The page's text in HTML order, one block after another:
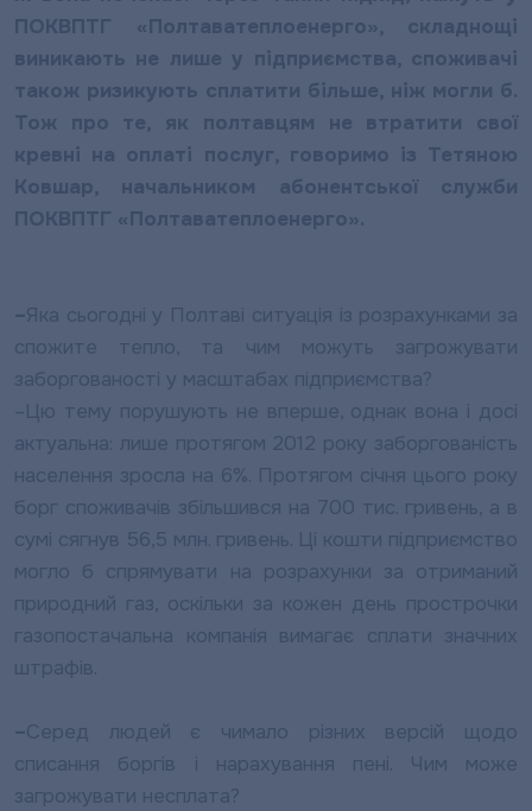
ПОКВПТГ «Полтаватеплоенерго», складнощі
виникають не лише у підприємства, споживачі
також ризикують сплатити більше, ніж могли б.
Тож про те, як полтавцям не втратити свої
кревні на оплаті послуг, говоримо із Тетяною
Ковшар, начальником абонентської служби
ПОКВПТГ «Полтаватеплоенерго».
–Яка сьогодні у Полтаві ситуація із розрахунками за
спожите тепло, та чим можуть загрожувати
заборгованості у масштабах підприємства?
–Цю тему порушують не вперше, однак вона і досі
актуальна: лише протягом 2012 року заборгованість
населення зросла на 6%. Протягом січня цього року
борг споживачів збільшився на 700 тис. гривень, а в
сумі сягнув 56,5 млн. гривень. Ці кошти підприємство
могло б спрямувати на розрахунки за отриманий
природний газ, оскільки за кожен день прострочки
газопостачальна компанія вимагає сплати значних
штрафів.
–Серед людей є чимало різних версій щодо
списання боргів і нарахування пені. Чим може
загрожувати несплата?